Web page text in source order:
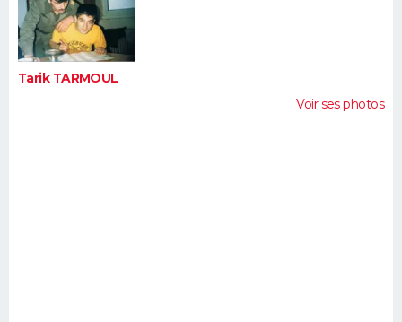
FORUM
Bricolage
Lifestyle
Culture
Sport
Auto
Television
Voyage
Cinema
Tarik TARMOUL
Voir ses photos